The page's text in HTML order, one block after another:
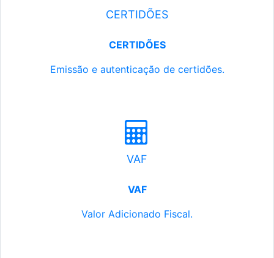
CERTIDÕES
CERTIDÕES
Emissão e autenticação de certidões.
VAF
VAF
Valor Adicionado Fiscal.